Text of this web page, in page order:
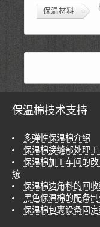
保温材料
保温棉技术支持
多弹性保温棉介绍
保温棉接缝部处理工
保温棉加工车间的
统
保温棉边角料的回
黑色保温棉的配备
保温棉包裹设备固